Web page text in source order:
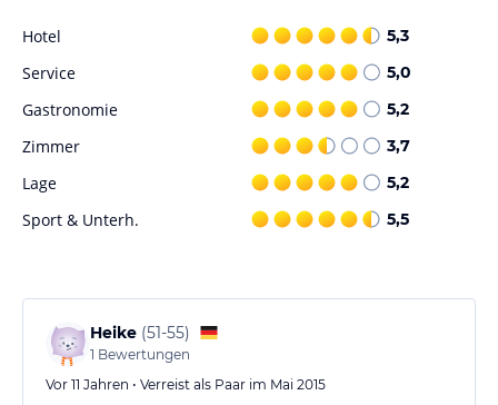
Hotel 5,3
Service 5,0
Gastronomie 5,2
Zimmer 3,7
Lage 5,2
Sport & Unterh. 5,5
Heike (51-55)
1 Bewertungen
Vor 11 Jahren • Verreist als Paar im Mai 2015